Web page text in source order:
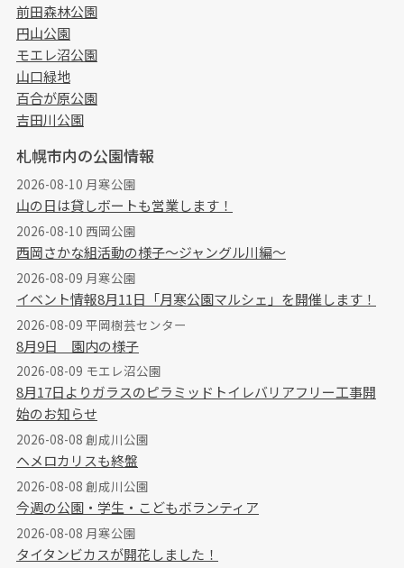
前田森林公園
円山公園
モエレ沼公園
山口緑地
百合が原公園
吉田川公園
札幌市内の公園情報
2026-08-10 月寒公園
山の日は貸しボートも営業します！
2026-08-10 西岡公園
西岡さかな組活動の様子～ジャングル川編～
2026-08-09 月寒公園
イベント情報8月11日「月寒公園マルシェ」を開催します！
2026-08-09 平岡樹芸センター
8月9日 園内の様子
2026-08-09 モエレ沼公園
8月17日よりガラスのピラミッドトイレバリアフリー工事開
始のお知らせ
2026-08-08 創成川公園
ヘメロカリスも終盤
2026-08-08 創成川公園
今週の公園・学生・こどもボランティア
2026-08-08 月寒公園
タイタンビカスが開花しました！